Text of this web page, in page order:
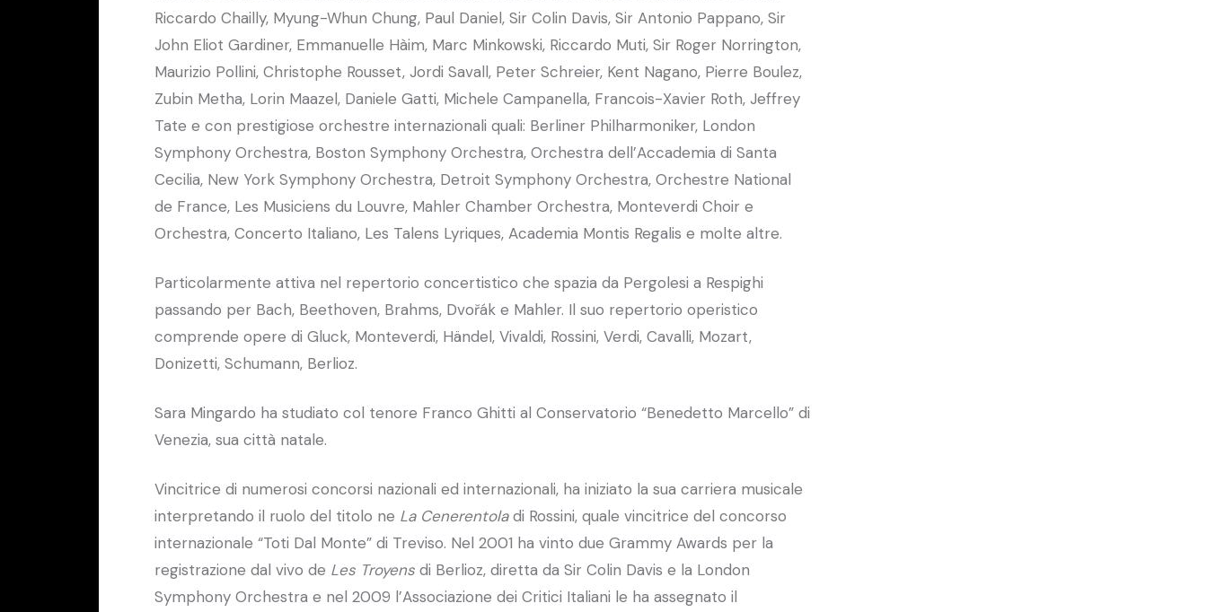
Riccardo Chailly, Myung-Whun Chung, Paul Daniel, Sir Colin Davis, Sir Antonio Pappano, Sir
John Eliot Gardiner, Emmanuelle Hàim, Marc Minkowski, Riccardo Muti, Sir Roger Norrington,
Maurizio Pollini, Christophe Rousset, Jordi Savall, Peter Schreier, Kent Nagano, Pierre Boulez,
Zubin Metha, Lorin Maazel, Daniele Gatti, Michele Campanella, Francois-Xavier Roth, Jeffrey
Tate e con prestigiose orchestre internazionali quali: Berliner Philharmoniker, London
Symphony Orchestra, Boston Symphony Orchestra, Orchestra dell’Accademia di Santa
Cecilia, New York Symphony Orchestra, Detroit Symphony Orchestra, Orchestre National
de France, Les Musiciens du Louvre, Mahler Chamber Orchestra, Monteverdi Choir e
Orchestra, Concerto Italiano, Les Talens Lyriques, Academia Montis Regalis e molte altre.
Particolarmente attiva nel repertorio concertistico che spazia da Pergolesi a Respighi
passando per Bach, Beethoven, Brahms, Dvořák e Mahler. Il suo repertorio operistico
comprende opere di Gluck, Monteverdi, Händel, Vivaldi, Rossini, Verdi, Cavalli, Mozart,
Donizetti, Schumann, Berlioz.
Sara Mingardo ha studiato col tenore Franco Ghitti al Conservatorio “Benedetto Marcello” di
Venezia, sua città natale.
Vincitrice di numerosi concorsi nazionali ed internazionali, ha iniziato la sua carriera musicale
interpretando il ruolo del titolo ne La Cenerentoladi Rossini, quale vincitrice del concorso
internazionale “Toti Dal Monte” di Treviso. Nel 2001 ha vinto due Grammy Awards per la
registrazione dal vivo de Les Troyens di Berlioz, diretta da Sir Colin Davis e la London
Symphony Orchestra e nel 2009 l’Associazione dei Critici Italiani le ha assegnato il